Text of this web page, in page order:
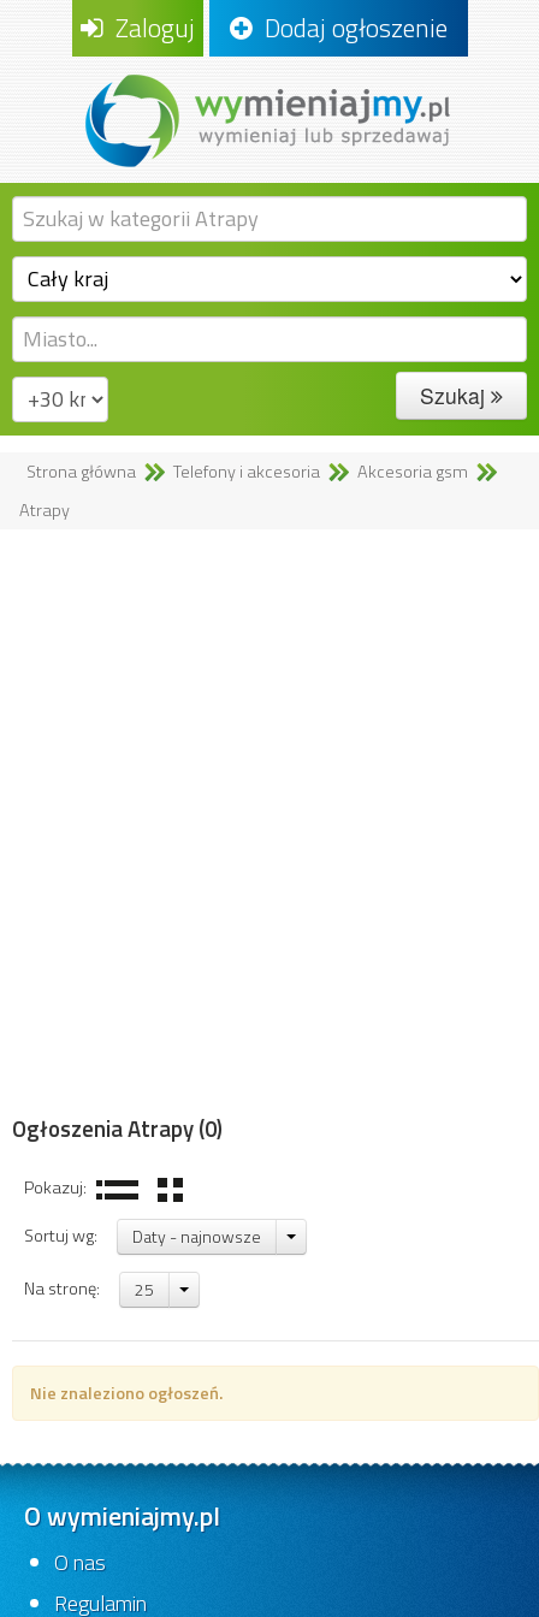
Zaloguj Dodaj ogłoszenie
Szukaj
Strona główna Telefony i akcesoria
Akcesoria gsm
Atrapy
Ogłoszenia Atrapy(0)
Pokazuj:
Sortuj wg:
Daty - najnowsze
Na stronę: 25
Nie znaleziono ogłoszeń.
O wymieniajmy.pl
O nas
Regulamin